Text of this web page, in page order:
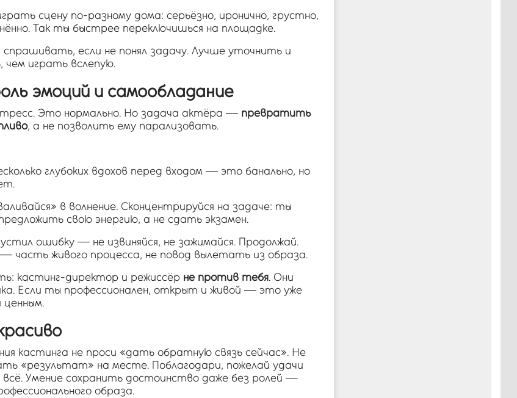
сцену по-разному дома: серьёзно, иронично, грустно,
Так ты быстрее переключишься на площадке.
спрашивать, если не понял задачу. Лучше уточнить и
чем играть вслепую.
эмоций и самообладание
Это нормально. Но задача актёра — превратить
, а не позволить ему парализовать.
глубоких вдохов перед входом — это банально, но
в волнение. Сконцентрируйся на задаче: ты
свою энергию, а не сдать экзамен.
ошибку — не извиняйся, не зажимайся. Продолжай.
часть живого процесса, не повод вылетать из образа.
кастинг-директор и режиссёр не против тебя. Они
Если ты профессионален, открыт и живой — это уже
кастинга не проси «дать обратную связь сейчас». Не
«результат» на месте. Поблагодари, пожелай удачи
Умение сохранить достоинство даже без ролей —
образа.